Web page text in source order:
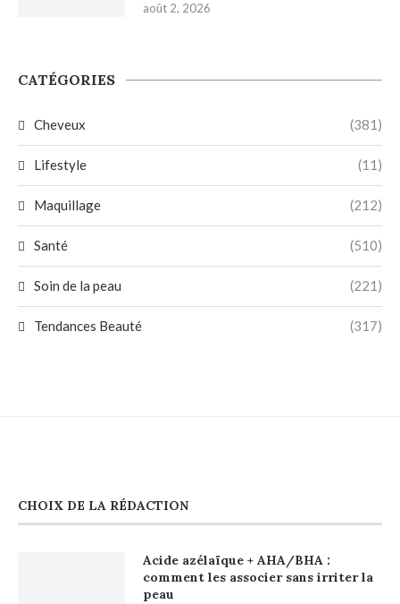
août 2, 2026
CATÉGORIES
Cheveux (381)
Lifestyle (11)
Maquillage (212)
Santé (510)
Soin de la peau (221)
Tendances Beauté (317)
CHOIX DE LA RÉDACTION
Acide azélaïque + AHA/BHA :
comment les associer sans irriter la
peau